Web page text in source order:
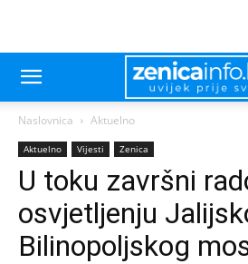
Naslovnica Aktuelno
Aktuelno Vijesti Zenica
U toku završni
osvjetljenju
Bilinopoljskog